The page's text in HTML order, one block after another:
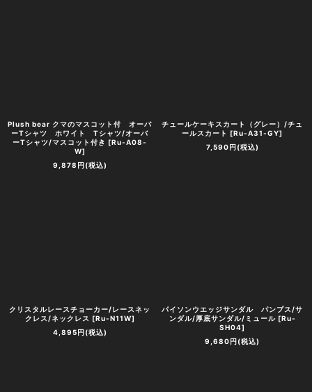
Plush bear クマのマスコット付 オーバ
ーTシャツ ホワイト Tシャツ/オーバ
ーTシャツ/マスコット付き [Ru-A08-
W]
9,878 円(税込)
チュールケーキスカート（グレー）/チュ
ールスカート [Ru-A31-GY]
7,590円(税込)
クリスタルレースチョーカー/レースネッ
クレス/ネックレス [Ru-N11W]
4,895円(税込)
パイソンウエッジサンダル パンプス/サ
ンダル/厚底サンダル/ミュール [Ru-
SH04]
9,680円(税込)